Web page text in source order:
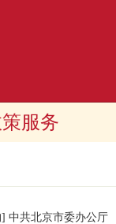
服务
中共北京市委办公厅